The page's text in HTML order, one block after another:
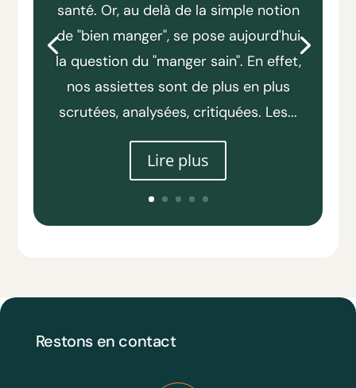
santé. Or, au delà de la simple notion
de "bien manger", se pose aujourd'hui
la question du "manger sain". En effet,
nos assiettes sont de plus en plus
scrutées, analysées, critiquées. Les...
Lire plus
Restons en contact